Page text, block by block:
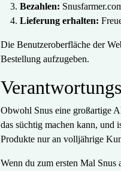
Bezahlen:
Lieferung erhalten:
Die Benutzeroberfläche der
Bestellung aufzugeben.
Obwohl Snus eine großartige
das süchtig machen kann, und
Produkte nur an volljährige
Wenn du zum ersten Mal Snus